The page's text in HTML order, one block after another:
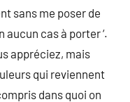
sans me poser de
aucun cas à porter ‘.
appréciez, mais
qui reviennent
dans quoi on